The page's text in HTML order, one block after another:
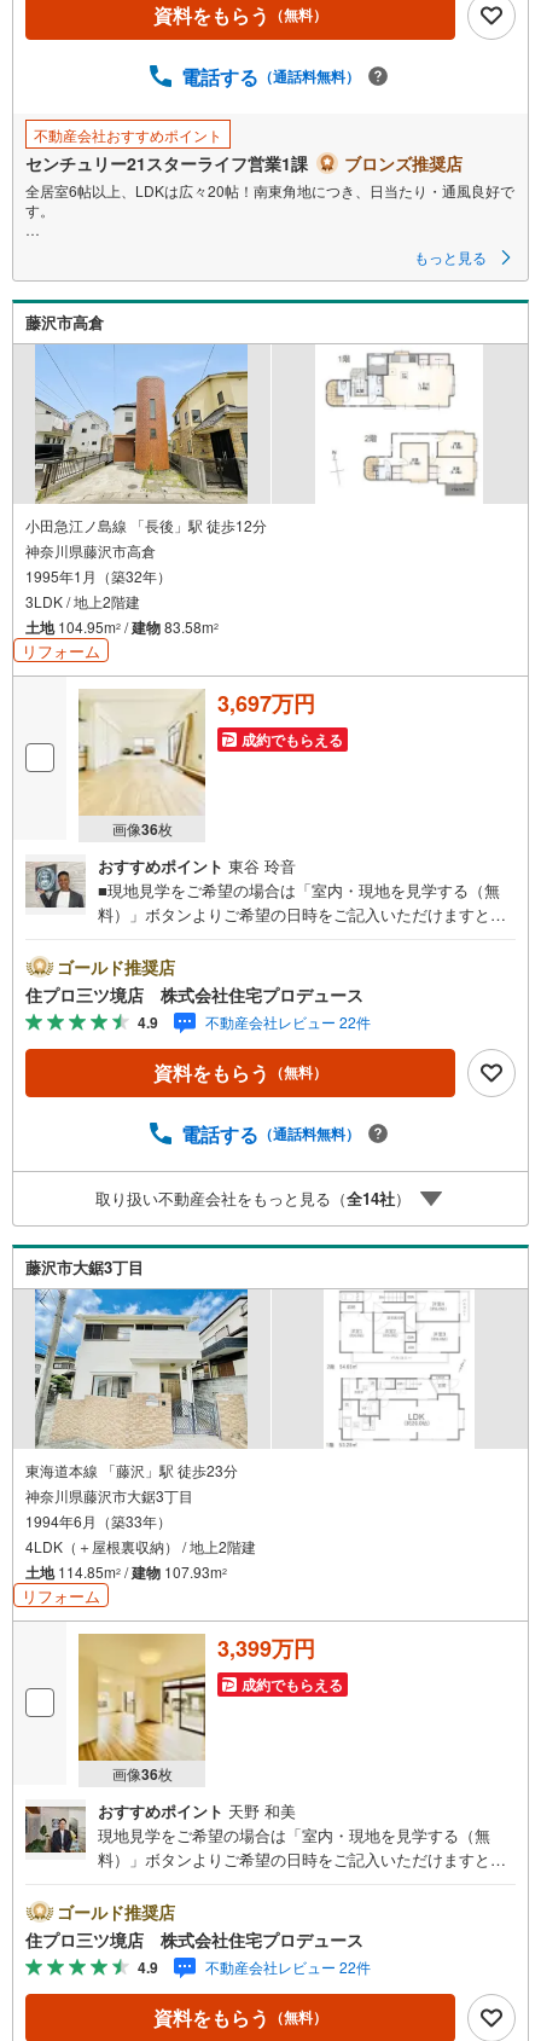
資料をもらう （無料）
電話する （通話料無料）
不動産会社おすすめポイント
センチュリー21スターライフ営業1課 ブロンズ推奨店
全居室6帖以上、LDKは広々20帖！南東角地につき、日当たり・通風良好で
す。
横浜西口で35年。信頼と実績のセンチュリー21スターライフにお任せくだ
インターネット未公開やセンチュリー21ならではの物件も豊富にご用意し
ております。
横浜駅西口より徒歩5分。お車でのご来店も可能です。
「センチュリオン獲得店舗」
全国約970店舗あるセンチュリー21のお店。その中でも、アメリカ本部が
設ける一定基準を満たした、上位4％しか受賞できない賞。それが「センチ
ュリオン」です。 弊社はそのセンチュリオンを2003年から欠かすことなく
受賞し続けております。
「住宅ローン相談会」
お客様にあった無理のない住宅ローンの試算やご購入の際に実際かかる諸
費用の概算も行っております。人生最大のお買い物になりますので、しっ
かりとした資金計画のアドバイスをさせて頂きます。
当社では来店しなくても物件の見学ができるオンライン内見を実施してい
ます。
ご希望のお客様は電話番号からお問い合わせいただき、担当営業にオンラ
イン内見をご希望の旨をお伝えください。
もっと見る
藤沢市高倉
小田急江ノ島線 「長後」駅 徒歩12分
神奈川県藤沢市高倉
1995年1月（築32年）
3LDK / 地上2階建
土地104.95m2 /建物83.58m2
リフォーム
画像36枚
3,697万円
成約でもらえる
おすすめポイント 東谷 玲音
■現地見学をご希望の場合は「室内・現地を見学する（無
料）」ボタンよりご希望の日時をご記入いただけますとス
リアに強い！ 住プロは、藤沢市・綾瀬市エリアの不動産売
買専門会社です！最新物件情報や当社限定で販売する物件
情報も多数ございますので、お気軽にお問合せ下さい！ ----
---------- 弊社独自の住宅ローン提案システム 弊社ではファ
イナンシャル専門スタッフによる【丁寧な資金アドバイ
ス】【ファイナンシャルプラン提案書の作成】を随時行っ
ローン残高】【住宅購入者だけが加入できる無料の生命保
多くなる【教育費】住宅を買った後から始まる【住宅ロー
ン返済】65歳以上から必要になる【老後の費用負担】住宅
探しの【このタイミング】で不安な部分を明確にしていき
ませんか？？ --------------
ゴールド推奨店
住プロ三ツ境店 株式会社住宅プロデュース
4.9 不動産会社レビュー 22件
資料をもらう （無料）
電話する （通話料無料）
取り扱い不動産会社をもっと見る（全14社）
藤沢市大鋸3丁目
東海道本線 「藤沢」駅 徒歩23分
神奈川県藤沢市大鋸3丁目
1994年6月（築33年）
4LDK（＋屋根裏収納） / 地上2階建
土地114.85m2 /建物 107.93m2
リフォーム
画像36枚
3,399万円
成約でもらえる
おすすめポイント 天野 和美
現地見学をご希望の場合は「室内・現地を見学する（無
料）」ボタンよりご希望の日時をご記入いただけますとス
アに強い！ 住プロは、藤沢市・綾瀬市エリアの不動産売買
専門会社です！最新物件情報や当社限定で販売する物件情
報も多数ございますので、お気軽にお問合せ下さい！ -------
------- 弊社独自の住宅ローン提案システム 弊社ではファイ
ナンシャル専門スタッフによる【丁寧な資金アドバイス】
【ファイナンシャルプラン提案書の作成】を随時行ってお
ゴールド推奨店
住プロ三ツ境店 株式会社住宅プロデュース
4.9 不動産会社レビュー 22件
資料をもらう （無料）